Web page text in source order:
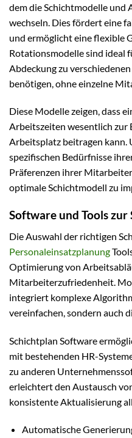
dem die Schichtmodelle und
wechseln. Dies fördert eine
und ermöglicht eine flexible
Rotationsmodelle sind ideal
Abdeckung zu
benötigen, ohne einzelne
Diese Modelle zeigen, dass
Arbeitszeiten wesentlich zur
Arbeitsplatz beitragen kann.
spezifischen Bedürfnisse
Präferenzen ihrer
optimale Schichtmodell zu
Software und Tools
Die Auswahl der richtigen
Personaleinsatzplanung
Optimierung von
Mitarbeiterzufriedenheit.
integriert komplexe
vereinfachen, sondern auch
Schichtplan Software
mit bestehenden HR-
zu anderen
erleichtert den Austausch
konsistente Aktualisierung
Automatische